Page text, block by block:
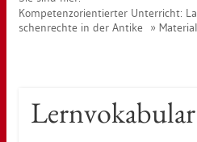
Kom­pe­tenz­ori­en­tier­ter Un­ter­richt:
schen­rech­te in der An­ti­ke
Ma­te­ri­al
Lern­vo­ka­bu­lar